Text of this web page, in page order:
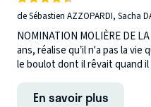
de Sébastien AZZOPARDI, Sacha
NOMINATION MOLIÈRE DE
ans, réalise qu’il n'a pas la vie
le boulot dont il rêvait quand
En savoir plus